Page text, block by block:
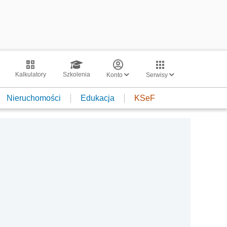
Kalkulatory Szkolenia Konto Serwisy
Nieruchomości Edukacja KSeF